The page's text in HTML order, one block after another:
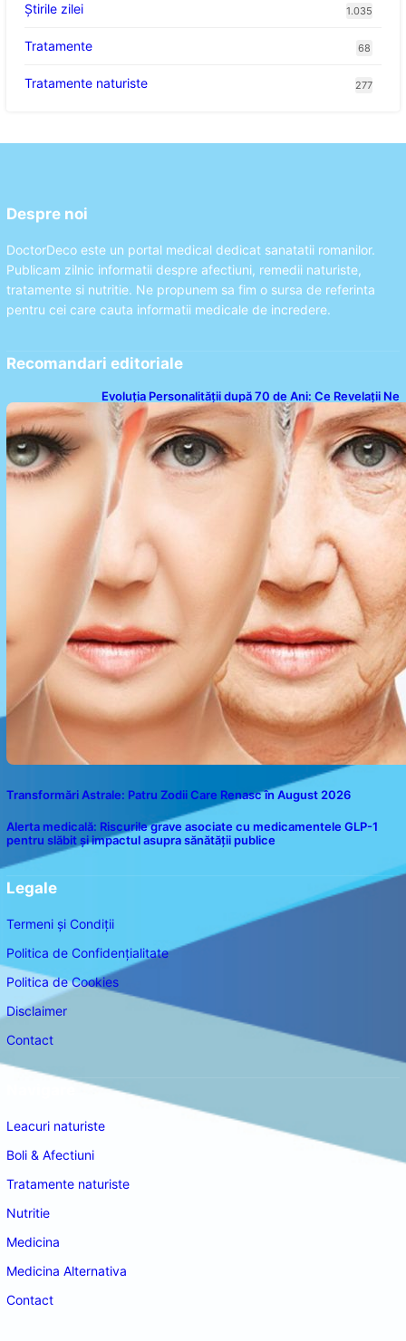
Știrile zilei 1.035
Tratamente 68
Tratamente naturiste 277
Despre noi
DoctorDeco este un portal medical dedicat sanatatii romanilor.
Publicam zilnic informatii despre afectiuni, remedii naturiste,
tratamente si nutritie. Ne propunem sa fim o sursa de referinta
pentru cei care cauta informatii medicale de incredere.
Recomandari editoriale
Evoluția Personalității după 70 de Ani: Ce Revelații Ne
Oferă Studiile Psihologice
Transformări Astrale: Patru Zodii Care Renasc în August 2026
Alerta medicală: Riscurile grave asociate cu medicamentele GLP-1
pentru slăbit și impactul asupra sănătății publice
Legale
Termeni și Condiții
Politica de Confidențialitate
Politica de Cookies
Disclaimer
Contact
Leacuri naturiste
Boli & Afectiuni
Tratamente naturiste
Nutritie
Medicina
Medicina Alternativa
Contact